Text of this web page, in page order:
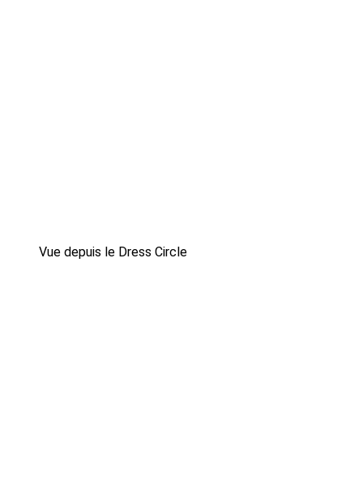
Vue depuis le Dress Circle